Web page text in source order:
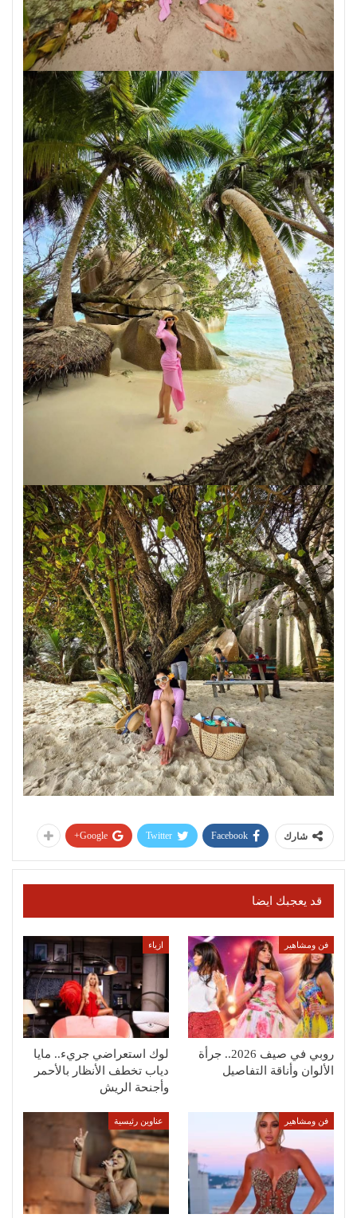
شارك Facebook
Twitter
Google+
قد يعجبك ايضا
فن ومشاهير
روبي في صيف 2026.. جرأة
الألوان وأناقة التفاصيل
ازياء
لوك استعراضي جريء.. مايا
دياب تخطف الأنظار بالأحمر
وأجنحة الريش
فن ومشاهير عناوين رئيسية